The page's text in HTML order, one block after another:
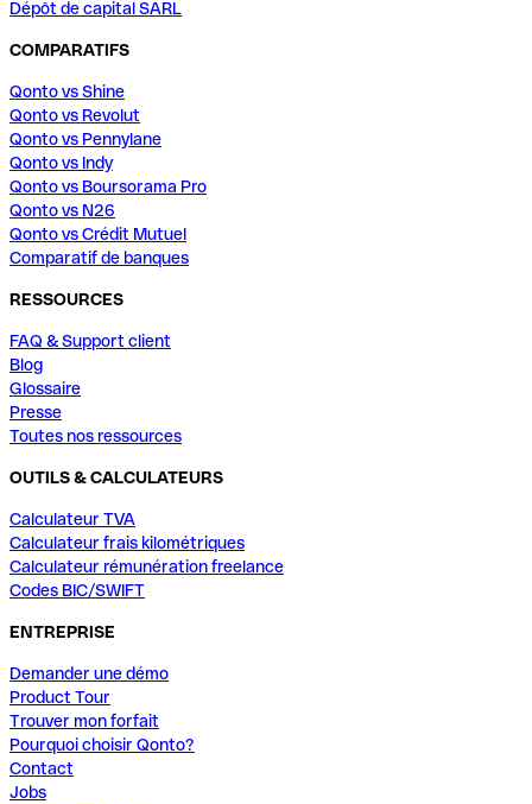
Dépôt de capital SARL
COMPARATIFS
Qonto vs Shine
Qonto vs Revolut
Qonto vs Pennylane
Qonto vs Indy
Qonto vs Boursorama Pro
Qonto vs N26
Qonto vs Crédit Mutuel
Comparatif de banques
RESSOURCES
FAQ & Support client
Blog
Glossaire
Presse
Toutes nos ressources
OUTILS & CALCULATEURS
Calculateur TVA
Calculateur frais kilométriques
Calculateur rémunération freelance
Codes BIC/SWIFT
ENTREPRISE
Demander une démo
Product Tour
Trouver mon forfait
Pourquoi choisir Qonto?
Contact
Jobs